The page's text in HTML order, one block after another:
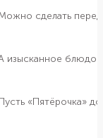
сделать
изысканное блюдо
«Пятёрочка»